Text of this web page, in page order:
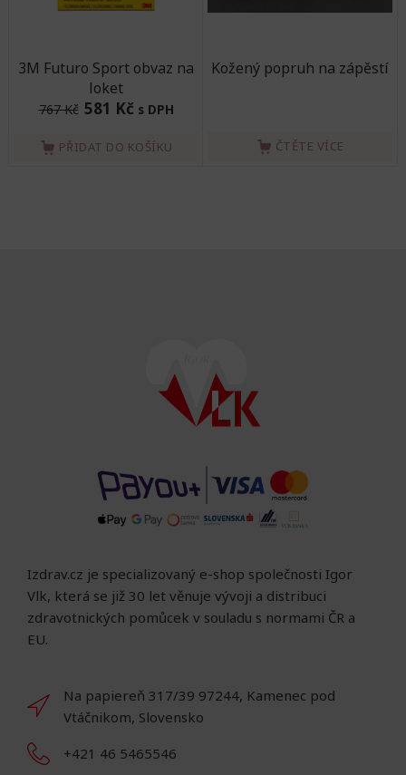
3M Futuro Sport obvaz na
loket
767 Kč 581 Kč s DPH
PŘIDAT DO KOŠÍKU
Kožený popruh na zápěstí
ČTĚTE VÍCE
Izdrav.cz je specializovaný e-shop společnosti Igor
Vlk, která se již 30 let věnuje vývoji a distribuci
zdravotnických pomůcek v souladu s normami ČR a
EU.
Na papiereň 317/39 97244, Kamenec pod
Vtáčnikom, Slovensko
+421 46 5465546